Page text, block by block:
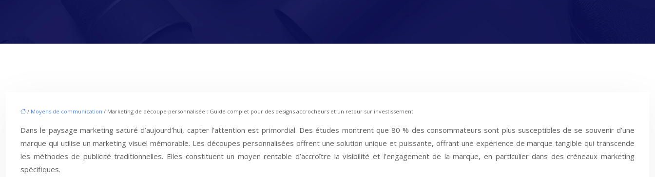
/ Moyens de communication / Marketing de découpe personnalisée : Guide complet pour des designs accrocheurs et un retour sur investissement
Dans le paysage marketing saturé d’aujourd’hui, capter l’attention est primordial. Des études montrent que 80 % des consommateurs sont plus susceptibles de se souvenir d’une
marque qui utilise un marketing visuel mémorable. Les découpes personnalisées offrent une solution unique et puissante, offrant une expérience de marque tangible qui transcende
les méthodes de publicité traditionnelles. Elles constituent un moyen rentable d’accroître la visibilité et l’engagement de la marque, en particulier dans des créneaux marketing
spécifiques.